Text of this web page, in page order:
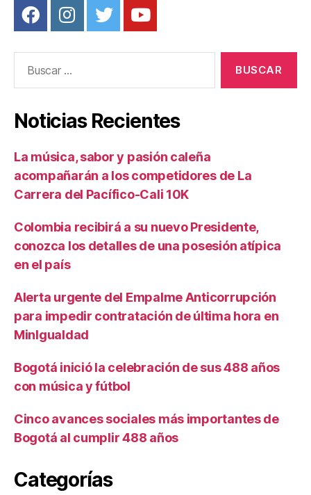
Noticias Recientes
La música, sabor y pasión caleña
acompañarán a los competidores de La
Carrera del Pacífico-Cali 10K
Colombia recibirá a su nuevo Presidente,
conozca los detalles de una posesión atípica
en el país
Alerta urgente del Empalme Anticorrupción
para impedir contratación de última hora en
MinIgualdad
Bogotá inició la celebración de sus 488 años
con música y fútbol
Cinco avances sociales más importantes de
Bogotá al cumplir 488 años
Categorías